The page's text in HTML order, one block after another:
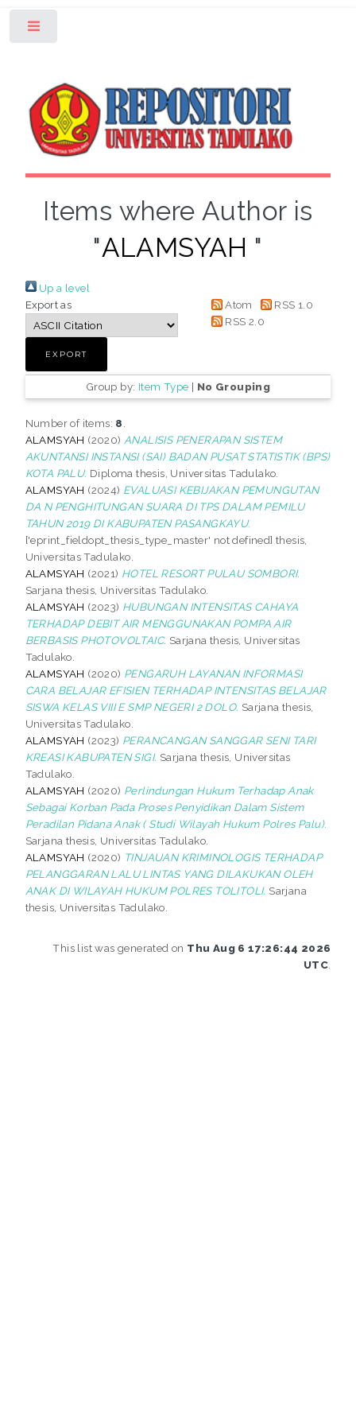
Items where Author is
"ALAMSYAH "
Up a level
Export as
Atom
RSS 1.0
RSS 2.0
Group by: Item Type | No Grouping
Number of items: 8
ALAMSYAH (2020) ANALISIS PENERAPAN SISTEM
AKUNTANSI INSTANSI (SAI) BADAN PUSAT STATISTIK (BPS)
KOTA PALU. Diploma thesis, Universitas Tadulako.
ALAMSYAH (2024) EVALUASI KEBIJAKAN PEMUNGUTAN
DA N PENGHITUNGAN SUARA DI TPS DALAM PEMILU
TAHUN 2019 DI KABUPATEN PASANGKAYU.
['eprint_fieldopt_thesis_type_master' not defined] thesis,
Universitas Tadulako.
ALAMSYAH (2021) HOTEL RESORT PULAU SOMBORI.
Sarjana thesis, Universitas Tadulako.
ALAMSYAH (2023) HUBUNGAN INTENSITAS CAHAYA
TERHADAP DEBIT AIR MENGGUNAKAN POMPA AIR
BERBASIS PHOTOVOLTAIC. Sarjana thesis, Universitas
Tadulako.
ALAMSYAH (2020) PENGARUH LAYANAN INFORMASI
CARA BELAJAR EFISIEN TERHADAP INTENSITAS BELAJAR
SISWA KELAS VIII E SMP NEGERI 2 DOLO. Sarjana thesis,
Universitas Tadulako.
ALAMSYAH (2023) PERANCANGAN SANGGAR SENI TARI
KREASI KABUPATEN SIGI. Sarjana thesis, Universitas
Tadulako.
ALAMSYAH (2020) Perlindungan Hukum Terhadap Anak
Sebagai Korban Pada Proses Penyidikan Dalam Sistem
Peradilan Pidana Anak ( Studi Wilayah Hukum Polres Palu).
Sarjana thesis, Universitas Tadulako.
ALAMSYAH (2020) TINJAUAN KRIMINOLOGIS TERHADAP
PELANGGARAN LALU LINTAS YANG DILAKUKAN OLEH
ANAK DI WILAYAH HUKUM POLRES TOLITOLI. Sarjana
thesis, Universitas Tadulako.
This list was generated on Thu Aug 6 17:26:44 2026
UTC.